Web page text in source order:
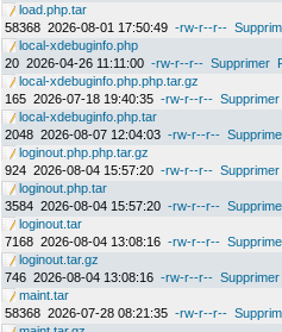
load.php.tar
58368 2026-08-01 17:50:49 -rw-r--r--
local-xdebuginfo.php
20 2026-04-26 11:11:00 -rw-r--r-- Supprimer
local-xdebuginfo.php.php.tar.gz
165 2026-07-18 19:40:35 -rw-r--r-- Supprimer
local-xdebuginfo.php.tar
2048 2026-08-07 12:04:03 -rw-r--r--
loginout.php.php.tar.gz
924 2026-08-04 15:57:20 -rw-r--r-- Supprimer
loginout.php.tar
3584 2026-08-04 15:57:20 -rw-r--r--
loginout.tar
7168 2026-08-04 13:08:16 -rw-r--r--
loginout.tar.gz
746 2026-08-04 13:08:16 -rw-r--r-- Supprimer
maint.tar
58368 2026-07-28 08:21:35 -rw-r--r--